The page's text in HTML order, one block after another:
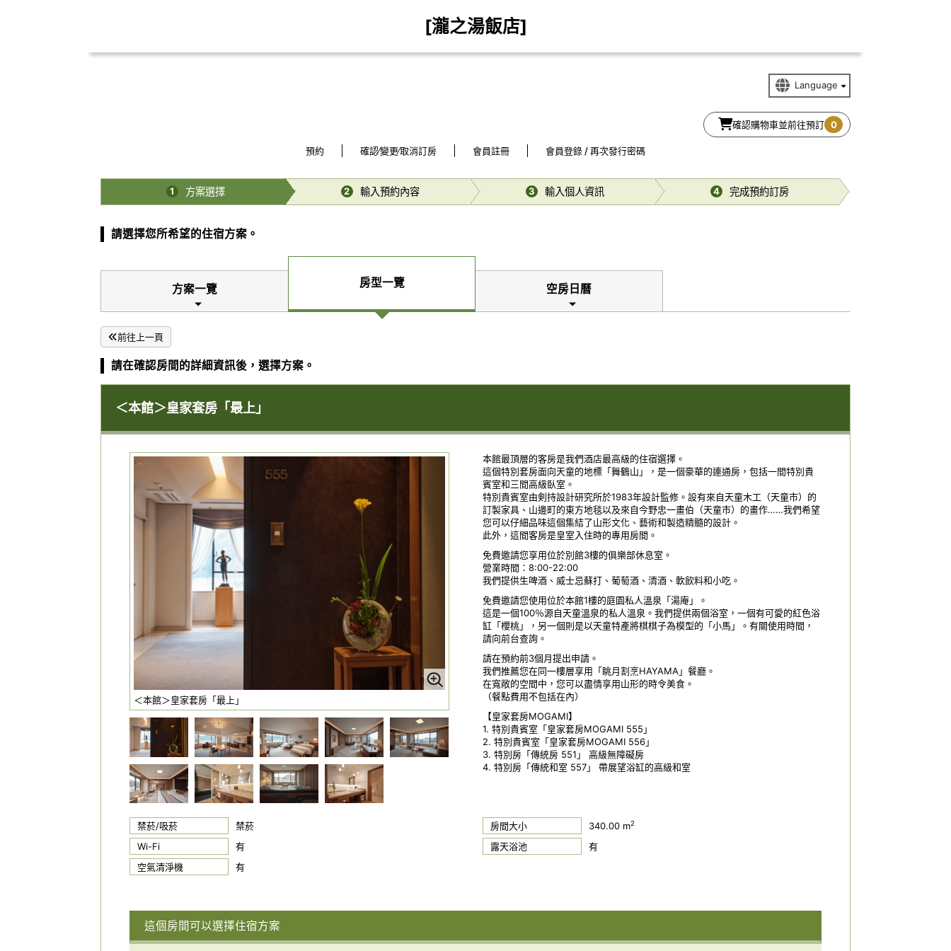
[瀧之湯飯店]
確認購物車並前往預訂 0
預約 確認∕變更∕取消訂房 會員註冊 會員登錄 / 再次發行密碼
1 方案選擇 2 輸入預約內容 3 輸入個人資訊 4 完成預約訂房
請選擇您所希望的住宿方案。
方案一覽 房型一覽 空房日曆
前往上一頁
請在確認房間的詳細資訊後，選擇方案。
＜本館＞皇家套房「最上」
＜本館＞皇家套房「最上」
本館最頂層的客房是我們酒店最高級的住宿選擇。
這個特別套房面向天童的地標「舞鶴山」，是一個豪華的連通房，包括一間特別貴
賓室和三間高級臥室。
特別貴賓室由剣持設計研究所於1983年設計監修。設有來自天童木工（天童市）的
訂製家具、山邊町的東方地毯以及來自今野忠一畫伯（天童市）的畫作……我們希望
您可以仔細品味這個集結了山形文化、藝術和製造精髓的設計。
此外，這間客房是皇室入住時的專用房間。
免費邀請您享用位於別館3樓的俱樂部休息室。
營業時間：8:00-22:00
我們提供生啤酒、威士忌蘇打、葡萄酒、清酒、軟飲料和小吃。
免費邀請您使用位於本館1樓的庭園私人溫泉「湯庵」。
這是一個100％源自天童溫泉的私人溫泉。我們提供兩個浴室，一個有可愛的紅色浴
缸「櫻桃」，另一個則是以天童特產將棋棋子為模型的「小馬」。有關使用時間，
請向前台查詢。
請在預約前3個月提出申請。
我們推薦您在同一樓層享用「眺月割烹HAYAMA」餐廳。
在寬敞的空間中，您可以盡情享用山形的時令美食。
（餐點費用不包括在內）
【皇家套房MOGAMI】
1. 特別貴賓室「皇家套房MOGAMI 555」
2. 特別貴賓室「皇家套房MOGAMI 556」
3. 特別房「傳統房 551」 高級無障礙房
4. 特別房「傳統和室 557」 帶展望浴缸的高級和室
禁菸/吸菸 禁菸 房間大小 340.00 m2
Wi-Fi 有 露天浴池
有
空氣清淨機
有
這個房間可以選擇住宿方案